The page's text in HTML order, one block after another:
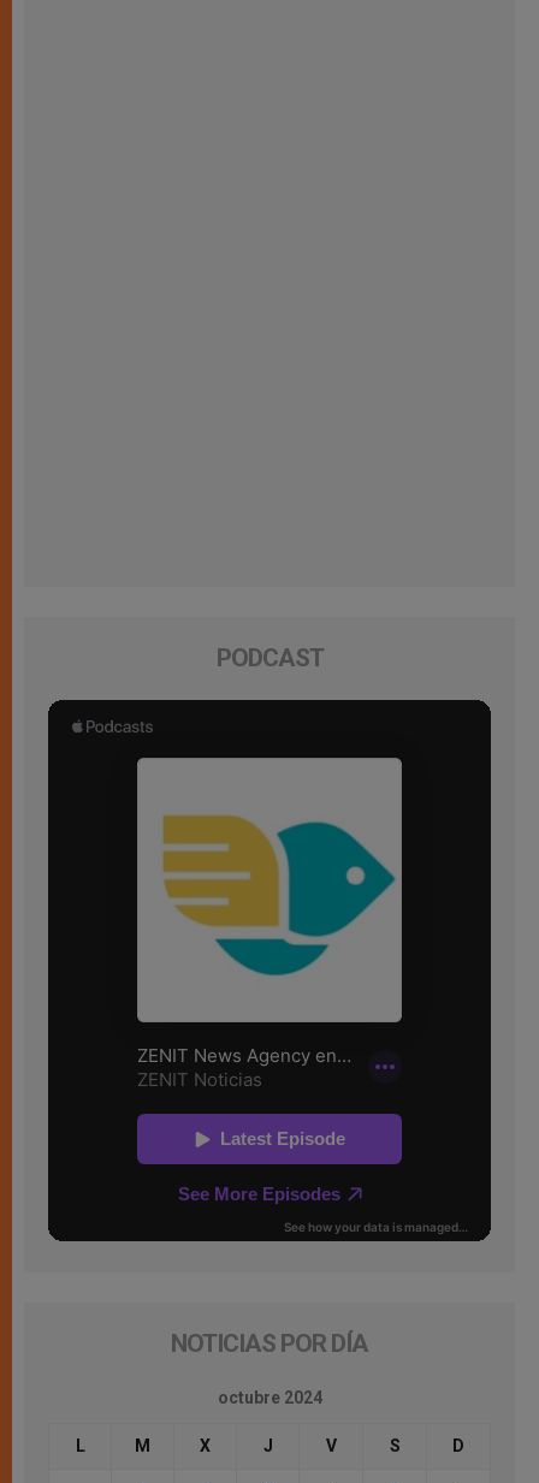
PODCAST
NOTICIAS POR DÍA
octubre 2024
L M X J V S D